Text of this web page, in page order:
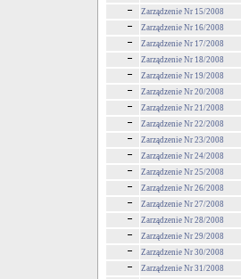
Zarządzenie Nr 15/2008
Zarządzenie Nr 16/2008
Zarządzenie Nr 17/2008
Zarządzenie Nr 18/2008
Zarządzenie Nr 19/2008
Zarządzenie Nr 20/2008
Zarządzenie Nr 21/2008
Zarządzenie Nr 22/2008
Zarządzenie Nr 23/2008
Zarządzenie Nr 24/2008
Zarządzenie Nr 25/2008
Zarządzenie Nr 26/2008
Zarządzenie Nr 27/2008
Zarządzenie Nr 28/2008
Zarządzenie Nr 29/2008
Zarządzenie Nr 30/2008
Zarządzenie Nr 31/2008